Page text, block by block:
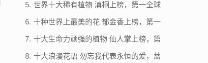
5. 世界十大稀有植物 滇桐上榜，第一全球
6. 十种世界上最美的花 郁金香上榜，第一
7. 十大生命力顽强的植物 仙人掌上榜，第
8. 十大浪漫花语 勿忘我代表永恒的爱，蔷